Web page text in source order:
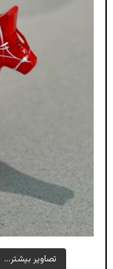
تصاویر بیشتر...